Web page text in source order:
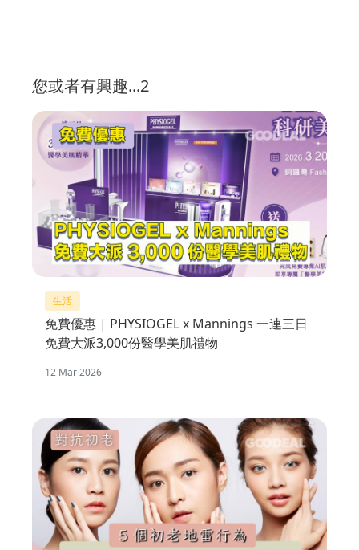
您或者有興趣...2
生活
免費優惠 | PHYSIOGEL x Mannings 一連三日
免費大派3,000份醫學美肌禮物
12 Mar 2026